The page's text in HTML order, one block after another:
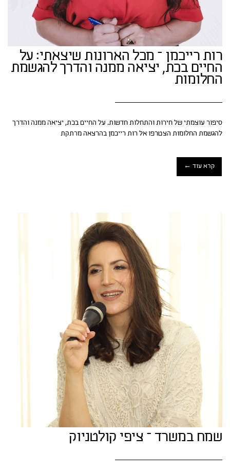
רות רייכמן – מכל הארונות שיצאתי: על
החיים בכת, יציאה ממנה והדרך להגשמת
החלומות
סיפור עוצמתי של חירות והתחלות חדשות. על החיים בכת, יציאה ממנה והדרך
להגשמת החלומות הצטרפו אל רות רייכמן בהרצאה מרתקת
קרא עוד ←
שמח במשרד – ציפי קולטניוק